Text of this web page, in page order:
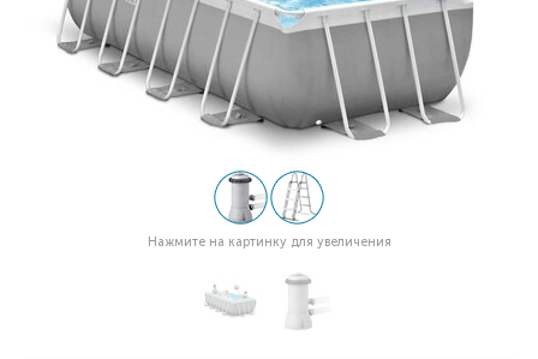
Нажмите на картинку для увеличения